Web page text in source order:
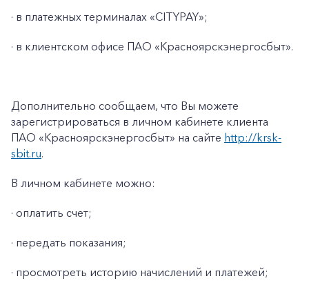
+7-800-700-24-57
Заказать обратный звонок
Частным клиентам
· в платежных терминалах «CITYPAY»;
· в клиентском офисе ПАО «Красноярскэнергосбыт».
Дополнительно сообщаем, что Вы можете
зарегистрироваться в личном кабинете клиента
ПАО «Красноярскэнергосбыт» на сайте http://krsk-
sbit.ru.
В личном кабинете можно:
· оплатить счет;
· передать показания;
· просмотреть историю начислений и платежей;